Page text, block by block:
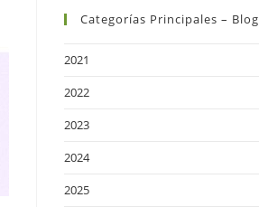
Categorías Principales – Blog
2021
2022
2023
2024
2025